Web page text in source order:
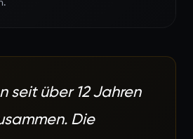
seit über 12 Jahren
Die